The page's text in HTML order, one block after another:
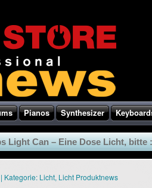
Pianos Synthesizer
Light Can – Eine Dose Licht, bitte
| Kategorie: Licht, Licht Produktnews